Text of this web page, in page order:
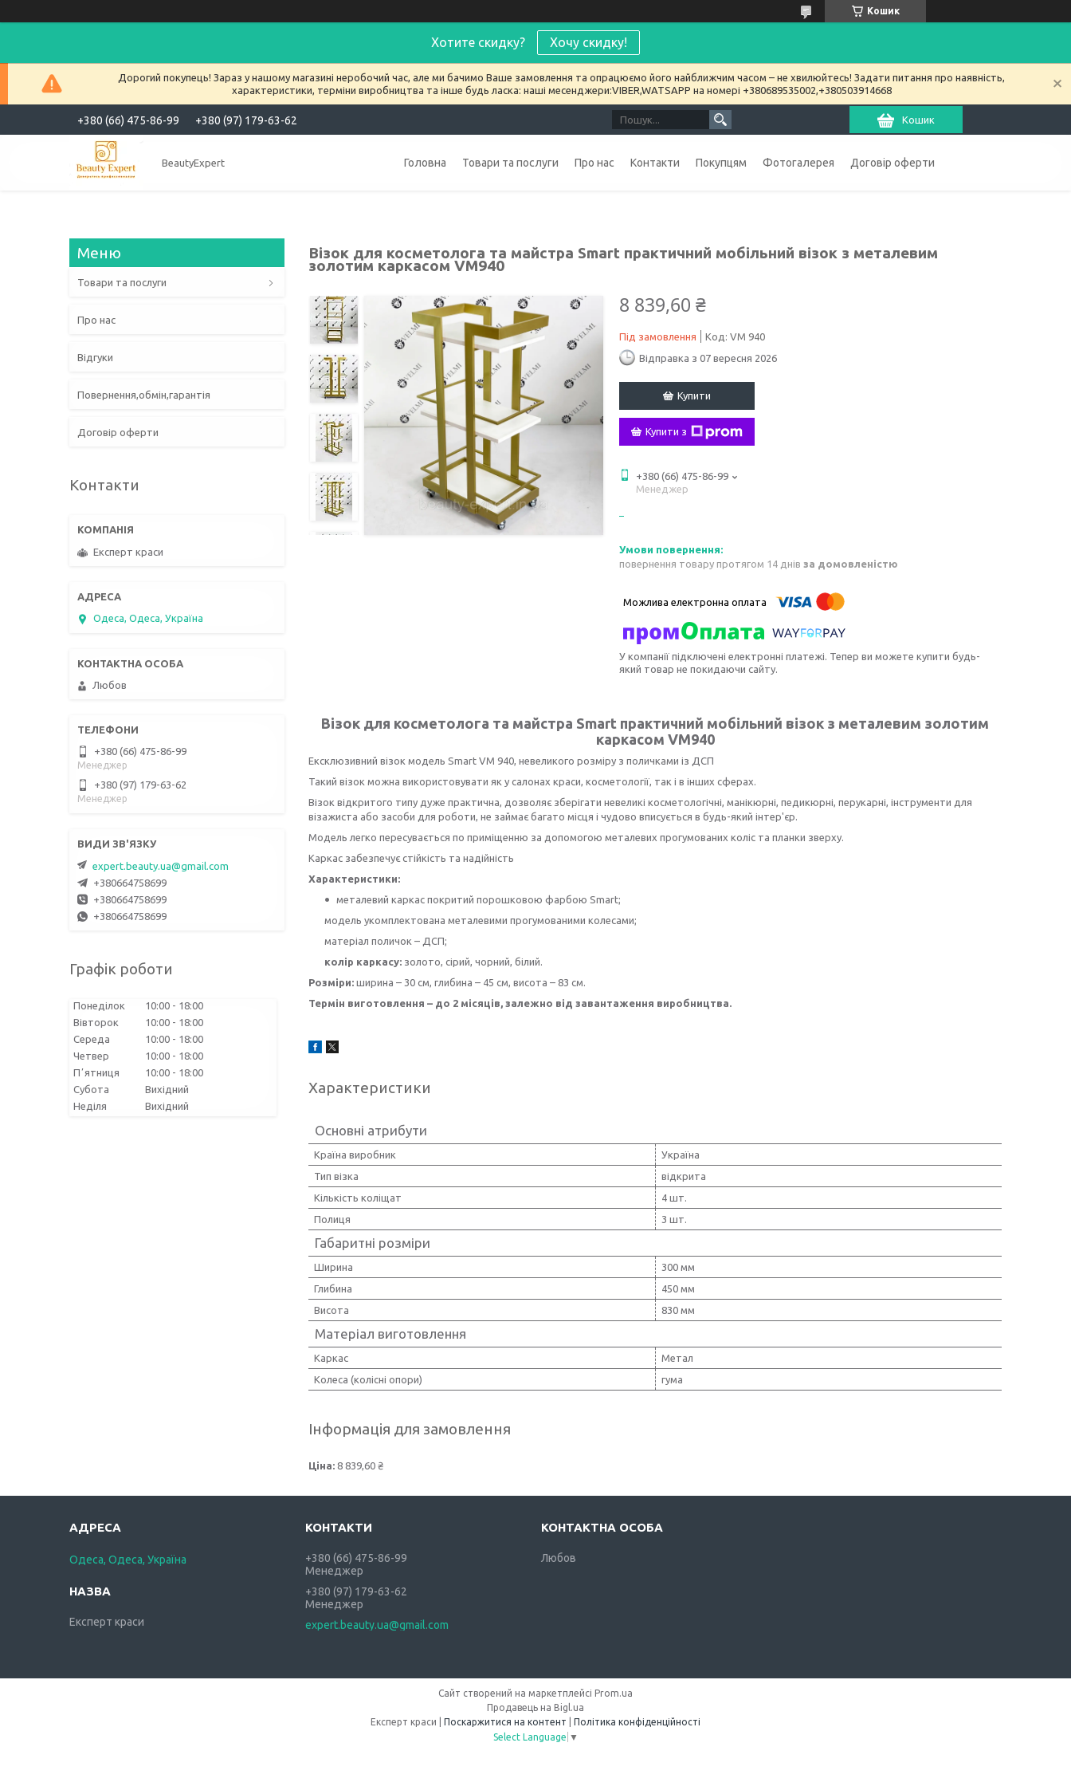
Кошик
Хотите скидку? Хочу скидку!
Дорогий покупець! Зараз у нашому магазині неробочий час, але ми бачимо Ваше замовлення та опрацюємо його найближчим часом – не хвилюйтесь! Задати питання про наявність,
характеристики, терміни виробництва та інше будь ласка: наші месенджери:VIBER,WATSAPP на номері +380689535002,+380503914668
+380 (66) 475-86-99 +380 (97) 179-63-62 Кошик
BeautyExpert Головна Товари та послуги Про нас Контакти Покупцям Фотогалерея Договір оферти
Візок для косметолога та майстра Smart практичний мобільний візок з металевим
золотим каркасом VM940
8 839,60 ₴
Під замовлення Код: VM 940
Відправка з 07 вересня 2026
Купити
Купити з
+380 (66) 475-86-99
Менеджер
повернення товару протягом 14 днів за домовленістю
У компанії підключені електронні платежі. Тепер ви можете купити будь-
який товар не покидаючи сайту.
Візок для косметолога та майстра Smart практичний мобільний візок з металевим золотим
каркасом VM940
Ексклюзивний візок модель Smart VM 940, невеликого розміру з поличками із ДСП
Такий візок можна використовувати як у салонах краси, косметології, так і в інших сферах.
Візок відкритого типу дуже практична, дозволяє зберігати невеликі косметологічні, манікюрні, педикюрні, перукарні, інструменти для
візажиста або засоби для роботи, не займає багато місця і чудово вписується в будь-який інтер'єр.
Модель легко пересувається по приміщенню за допомогою металевих прогумованих коліс та планки зверху.
Каркас забезпечує стійкість та надійність
Характеристики:
металевий каркас покритий порошковою фарбою Smart;
модель укомплектована металевими прогумованими колесами;
матеріал поличок – ДСП;
колір каркасу: золото, сірий, чорний, білий.
Розміри: ширина – 30 см, глибина – 45 см, висота – 83 см.
Термін виготовлення – до 2 місяців, залежно від завантаження виробництва.
Характеристики
Основні атрибути
Країна виробник
Україна
Тип візка
відкрита
Кількість коліщат
4 шт.
Полиця
3 шт.
Габаритні розміри
Ширина
300 мм
Глибина
450 мм
Висота
830 мм
Матеріал виготовлення
Каркас
Метал
Колеса (колісні опори)
гума
Інформація для замовлення
Ціна: 8 839,60 ₴
Товари та послуги
Про нас
Відгуки
Повернення,обмін,гарантія
Договір оферти
Контакти
Експерт краси
Одеса, Одеса, Україна
Любов
+380 (66) 475-86-99
Менеджер
+380 (97) 179-63-62
Менеджер
expert.beauty.ua@gmail.com
+380664758699
+380664758699
+380664758699
Графік роботи
Понеділок 10:00
18:00
Вівторок
10:00
18:00
Середа
10:00
18:00
Четвер
10:00
18:00
Пʼятниця
10:00
18:00
Субота
Вихідний
Неділя
Вихідний
Одеса, Одеса, Україна
Експерт краси
+380 (66) 475-86-99
Менеджер
+380 (97) 179-63-62
Менеджер
expert.beauty.ua@gmail.com
Любов
Сайт створений на маркетплейсі Prom.ua
Продавець на Bigl.ua
Поскаржитися на контент
Політика конфіденційності
Select Language ▼